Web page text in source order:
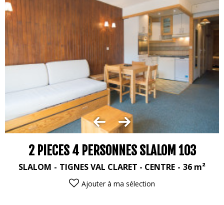
2 PIECES 4 PERSONNES SLALOM 103
SLALOM TIGNES VAL CLARET - CENTRE 36 m²
Ajouter à ma sélection